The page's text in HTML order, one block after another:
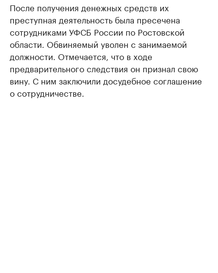
После получения денежных средств их
преступная деятельность была пресечена
сотрудниками УФСБ России по Ростовской
области. Обвиняемый уволен с занимаемой
должности. Отмечается, что в ходе
предварительного следствия он признал свою
вину. С ним заключили досудебное соглашение
о сотрудничестве.